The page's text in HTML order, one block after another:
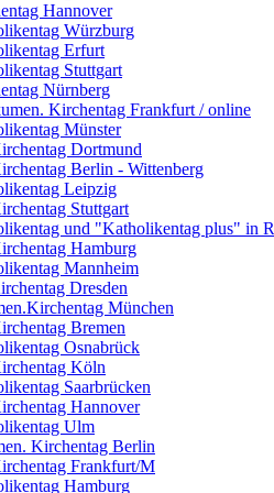
Hannover
Würzburg
Erfurt
Stuttgart
Nürnberg
Kirchentag Frankfurt / online
Münster
Dortmund
Berlin - Wittenberg
Leipzig
Stuttgart
und "Katholikentag plus" in
Hamburg
Mannheim
Dresden
München
Bremen
Osnabrück
Köln
Saarbrücken
Hannover
Ulm
Kirchentag Berlin
Frankfurt/M
Hamburg